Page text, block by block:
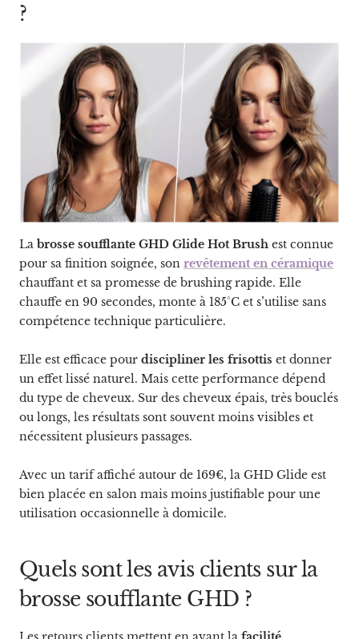
?
La brosse soufflante GHD Glide Hot Brush est connue
pour sa finition soignée, son revêtement en céramique
chauffant et sa promesse de brushing rapide. Elle
chauffe en 90 secondes, monte à 185°C et s’utilise sans
compétence technique particulière.
Elle est efficace pour discipliner les frisottis et donner
un effet lissé naturel. Mais cette performance dépend
du type de cheveux. Sur des cheveux épais, très bouclés
ou longs, les résultats sont souvent moins visibles et
nécessitent plusieurs passages.
Avec un tarif affiché autour de 169€, la GHD Glide est
bien placée en salon mais moins justifiable pour une
utilisation occasionnelle à domicile.
Quels sont les avis clients sur la
brosse soufflante GHD ?